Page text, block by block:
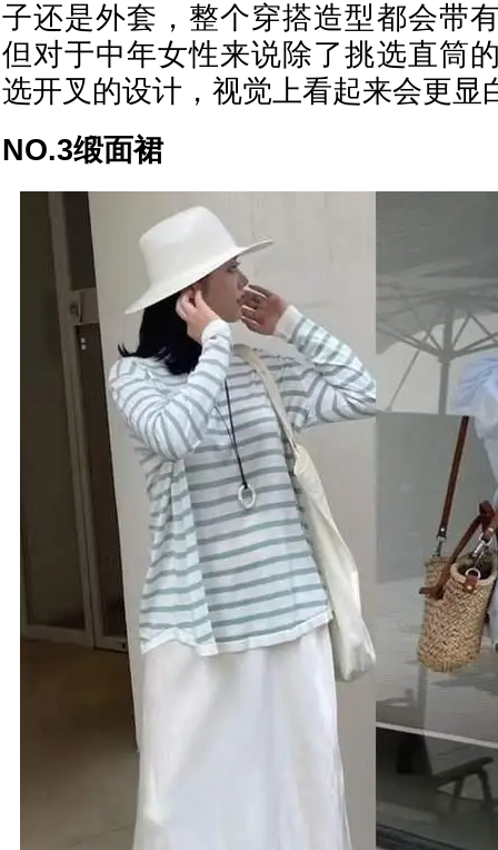
子还是外套，整个穿搭造型都会带
但对于中年女性来说除了挑选直筒
选开叉的设计，视觉上看起来会更显
NO.3缎面裙